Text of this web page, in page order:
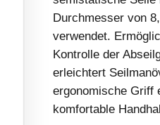
Durchmesser von
verwendet.
Kontrolle der
erleichtert
ergonomische Griff
komfortable